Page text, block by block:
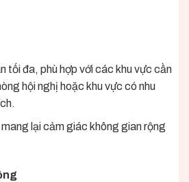
tối đa, phù hợp với các khu vực cần
hội nghị hoặc khu vực có nhu
lại cảm giác không gian rộng